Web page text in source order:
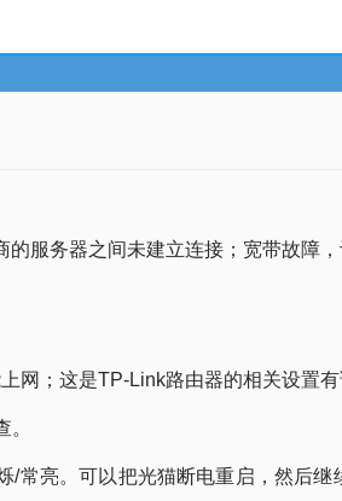
服务器之间未建立连接；宽带故障
；这是TP-Link路由器的相关设置
/常亮。可以把光猫断电重启，然后